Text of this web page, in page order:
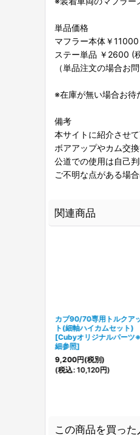
単品価格
マフラー本体￥
ステー単品 ￥2600 (
（単品注文の場合お
※在庫が無い場合お
備考
本サイトに紹介させ
ボアアップやカム交
公道での使用は自己
ご不明な点がある場
関連商品
カブ90/70専用トルクア
ト(細軸ハイカムセット)
[Cubyオリジナルパーツ
細参照]
9,200円(税別)
(税込: 10,120円)
この商品を買っ